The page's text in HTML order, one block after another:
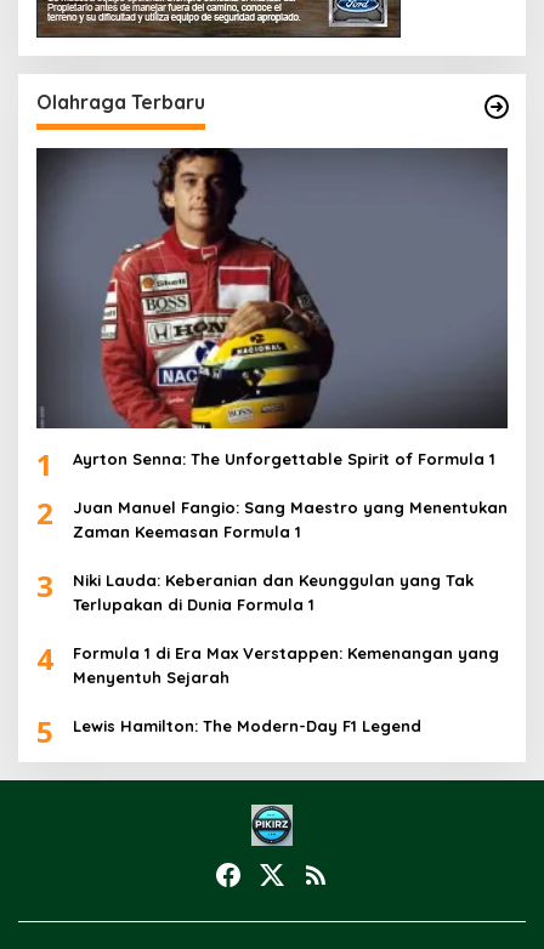
Olahraga Terbaru
1 Ayrton Senna: The Unforgettable Spirit of Formula 1
2
Juan Manuel Fangio: Sang Maestro yang Menentukan
Zaman Keemasan Formula 1
3
Niki Lauda: Keberanian dan Keunggulan yang Tak
Terlupakan di Dunia Formula 1
4
Formula 1 di Era Max Verstappen: Kemenangan yang
Menyentuh Sejarah
5 Lewis Hamilton: The Modern-Day F1 Legend